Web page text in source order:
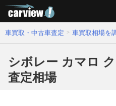
車買取・中古車査定 車買取相場を
シボレー カマロ
査定相場